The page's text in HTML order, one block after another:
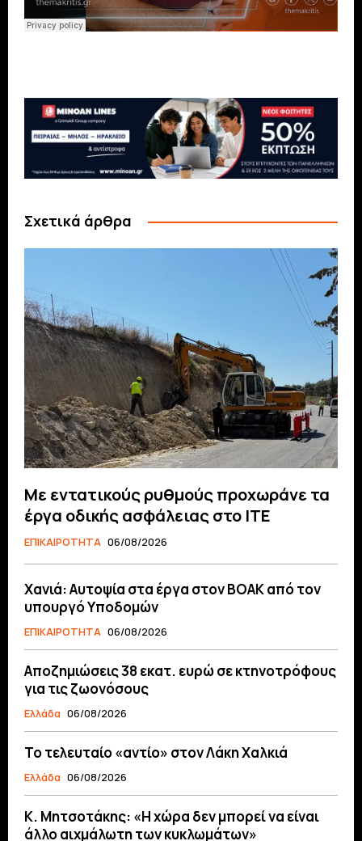
Σχετικά άρθρα
Με εντατικούς ρυθμούς προχωράνε τα
έργα οδικής ασφάλειας στο ΙΤΕ
ΕΠΙΚΑΙΡΟΤΗΤΑ 06/08/2026
Χανιά: Αυτοψία στα έργα στον ΒΟΑΚ από τον
υπουργό Υποδομών
ΕΠΙΚΑΙΡΟΤΗΤΑ 06/08/2026
Αποζημιώσεις 38 εκατ. ευρώ σε κτηνοτρόφους
για τις ζωονόσους
Ελλάδα 06/08/2026
Το τελευταίο «αντίο» στον Λάκη Χαλκιά
Ελλάδα 06/08/2026
Κ. Μητσοτάκης: «Η χώρα δεν μπορεί να είναι
άλλο αιχμάλωτη των κυκλωμάτων»